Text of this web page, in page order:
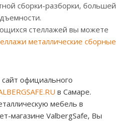
сборки-разборки, большей
стеллажей вы можете
металлические сборные
официального
в Самаре.
мебель в
магазине ValbergSafe, Вы